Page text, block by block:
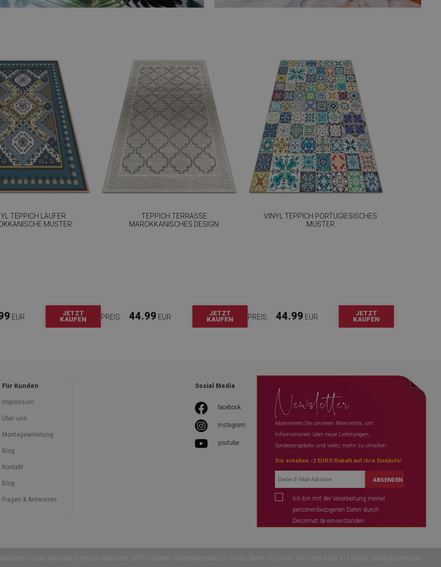
TEPPICH LÄUFER
MUSTER
EUR
JETZT
KAUFEN
TEPPICH TERRASSE
MAROKKANISCHES DESIGN
PREIS: 44.99 EUR
JETZT
KAUFEN
VINYL TEPPICH PORTUGIESISCHES
MUSTER
PREIS: 44.99 EUR
JETZT
KAUFEN
Für Kunden
Impressum
Über uns
Montageanleitung
Blog
Kontakt
Blog
Fragen & Antworten
Social Media
facebook
instagram
youtube
Newsletter
Abonnieren Sie unseren Newsletter, um
Informationen über neue Lieferungen,
Sonderangebote und vieles mehr zu erhalten
Sie erhalten -2 EURO Rabatt auf Ihre Einkäufe!
ABSENDEN
Ich bin mit der Verarbeitung meiner
personenbezogenen Daten durch
Decormat.de einverstanden
und als geistiges Eigentum geschützt. DEFTO GMBH, Ehrenbergstraße 23, 14195, Berlin TELEFON: +49 2099 5509 311 EMAIL: info@decormat.de